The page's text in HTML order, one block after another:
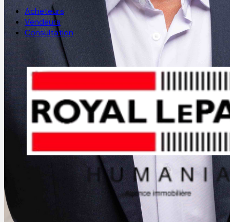
Acheteurs
Vendeurs
Consultation